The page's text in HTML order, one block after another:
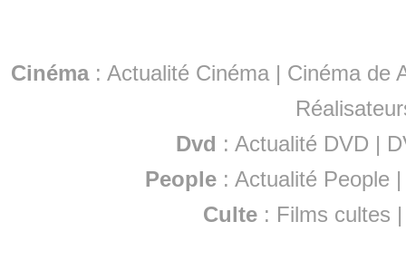
Cinéma: Actualité Cinéma | Cinéma de
Dvd : Actualité DVD |
People :Actualité People
Culte : Films cultes